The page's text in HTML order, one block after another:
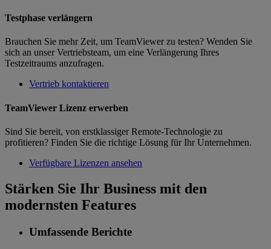
Testphase verlängern
Brauchen Sie mehr Zeit, um TeamViewer zu testen? Wenden Sie
sich an unser Vertriebsteam, um eine Verlängerung Ihres
Testzeitraums anzufragen.
Vertrieb kontaktieren
TeamViewer Lizenz erwerben
Sind Sie bereit, von erstklassiger Remote-Technologie zu
profitieren? Finden Sie die richtige Lösung für Ihr Unternehmen.
Verfügbare Lizenzen ansehen
Stärken Sie Ihr Business mit den
modernsten Features
Umfassende Berichte